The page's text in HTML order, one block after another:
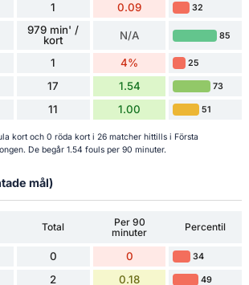
1 0.09 32
979 min' /
kort
N/A 85
1 4% 25
17 1.54 73
11 1.00 51
kort och 0 röda kort i 26 matcher hittills i Första
De begår 1.54 fouls per 90 minuter.
mål)
Total
Per 90
minuter
Percentil
0 0 34
2 0.18 49